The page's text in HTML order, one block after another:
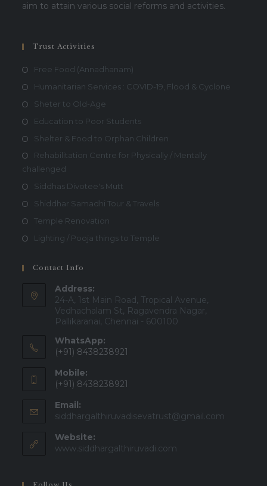
aim to attain various social reforms and activities.
Trust Activities
Free Food (Annadhanam)
Humanitarian Services : COVID-19, Flood & Cyclone
Sheter to Old-Age
Education to Poor Students
Shelter & Food to Orphan Children
Rehabilitation Centre for Physically / Mentally
challenged
Siddhas Divotee's Mutt
Shiddhar Samadhi Tour & Travels
Temple Renovation
Lighting / Pooja things to Temple
Contact Info
Address:
24-A, 1st Main Road, Tropical Avenue,
Vedhachalam St, Ragavendra Nagar,
Pallikaranai, Chennai - 600100
WhatsApp:
(+91) 8438238921
Mobile:
(+91) 8438238921
Email:
siddhargalthiruvadisevatrust@gmail.com
Website:
www.siddhargalthiruvadi.com